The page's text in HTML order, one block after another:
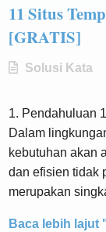
11 Situs
[GRATIS]
Solusi Kata
1. Pendahuluan
Dalam
kebutuhan akan
dan efisien tidak
merupakan
Baca lebih lajut